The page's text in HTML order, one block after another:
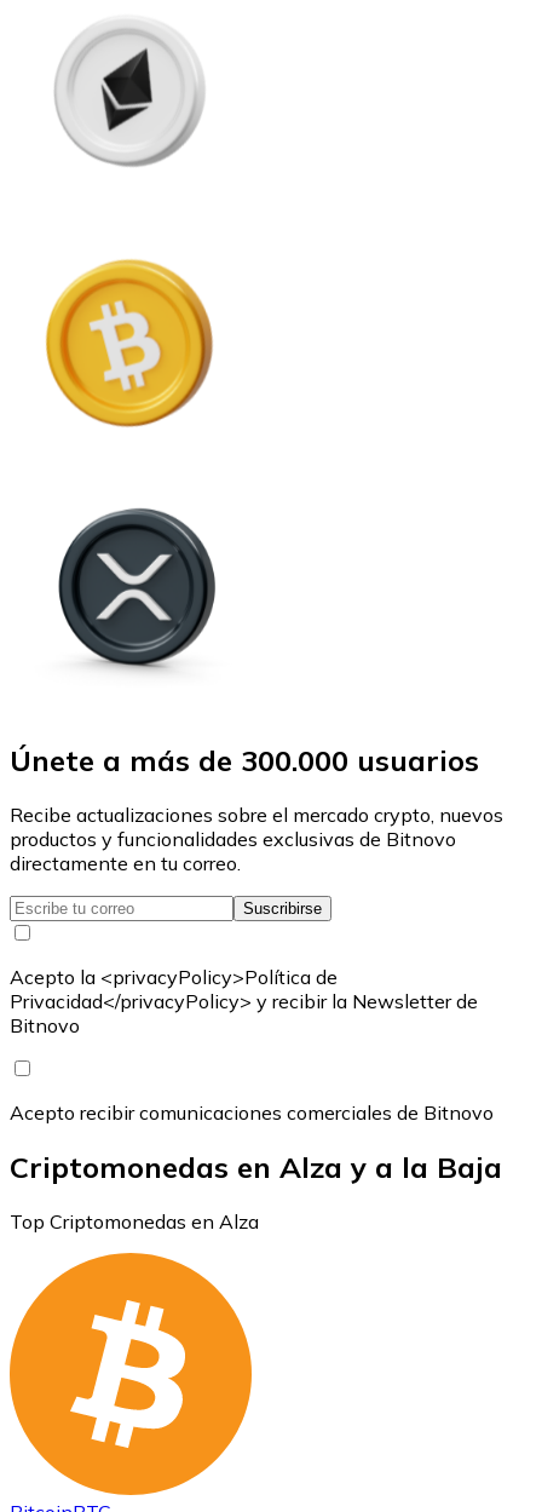
Únete a más de 300.000 usuarios
Recibe actualizaciones sobre el mercado crypto, nuevos
productos y funcionalidades exclusivas de Bitnovo
directamente en tu correo.
Suscribirse
Acepto la <privacyPolicy>Política de
Privacidad</privacyPolicy> y recibir la Newsletter de
Bitnovo
Acepto recibir comunicaciones comerciales de Bitnovo
Criptomonedas en Alza y a la Baja
Top Criptomonedas en Alza